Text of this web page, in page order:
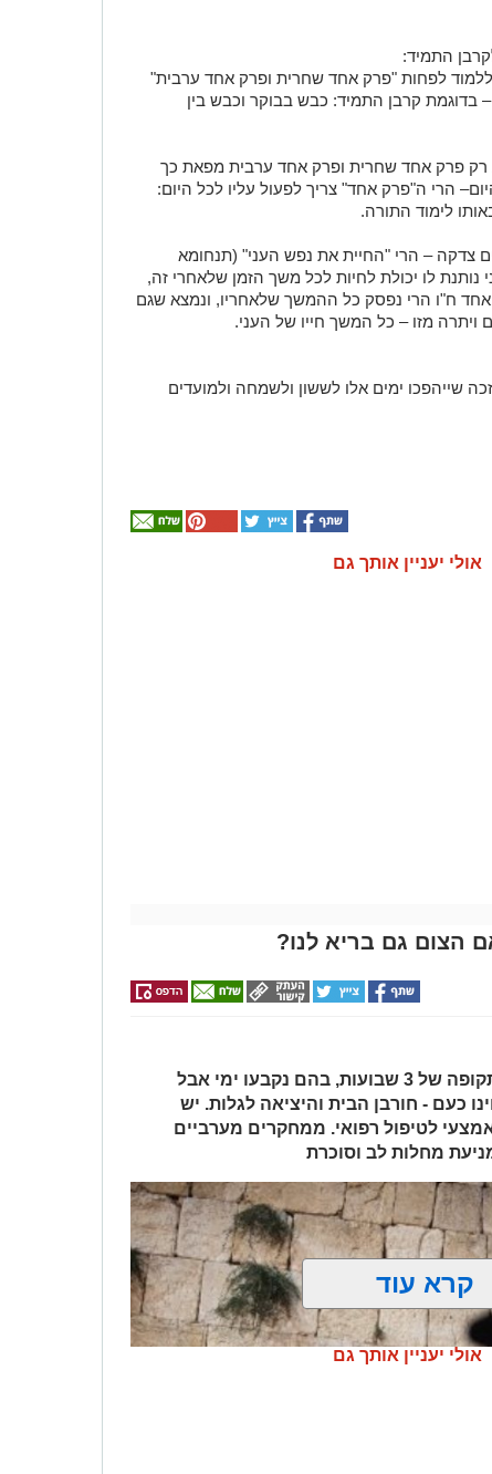
התמיד:
ללמוד לפחות "פרק אחד שחרית ופרק אחד ערבית"
קרבן התמיד: כבש בבוקר וכבש בין
רק פרק אחד שחרית ופרק אחד ערבית מפאת כך
הרי ה"פרק אחד" צריך לפעול עליו לכל היום:
לימוד התורה.
צדקה – הרי "החיית את נפש העני" (תנחומא
נותנת לו יכולת לחיות לכל משך הזמן שלאחרי זה,
ח"ו הרי נפסק כל ההמשך שלאחריו, ונמצא שגם
ויתרה מזו – כל המשך חייו של העני.
שייהפכו ימים אלו לששון ולשמחה ולמועדים
אולי יעניין אותך גם
הצום גם בריא לנו?
צום תשעה באב הוא סוף תקופה של 3 שבועות, בהם נקבעו ימי אבל
כעם - חורבן הבית והיציאה לגלות. יש
לטיפול רפואי. ממחקרים מערביים
מחלות לב וסוכרת
קרא עוד
אולי יעניין אותך גם